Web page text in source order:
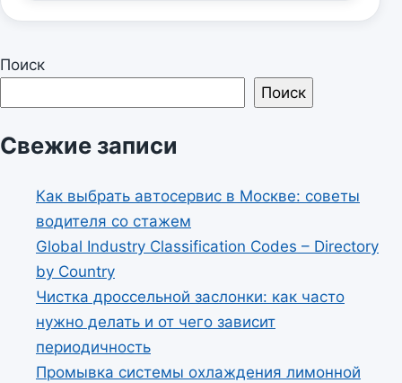
Поиск
Поиск
Свежие записи
Как выбрать автосервис в Москве: советы
водителя со стажем
Global Industry Classification Codes – Directory
by Country
Чистка дроссельной заслонки: как часто
нужно делать и от чего зависит
периодичность
Промывка системы охлаждения лимонной